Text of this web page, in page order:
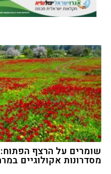
שומרים על הרצף
מסדרונות אקולוגיים